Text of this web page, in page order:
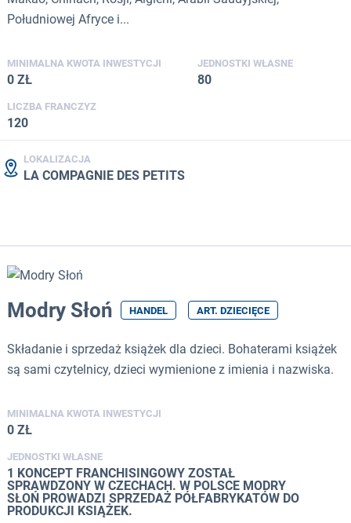
Południowej Afryce i...
MINIMALNA KWOTA INWESTYCJI
0 ZŁ
JEDNOSTKI WŁASNE
80
LICZBA FRANCZYZ
120
LOKALIZACJA
LA COMPAGNIE DES PETITS
Modry Słoń HANDEL ART. DZIECIĘCE
Składanie i sprzedaż książek dla dzieci. Bohaterami książek
są sami czytelnicy, dzieci wymienione z imienia i nazwiska.
MINIMALNA KWOTA INWESTYCJI
0 ZŁ
JEDNOSTKI WŁASNE
1 KONCEPT FRANCHISINGOWY ZOSTAŁ
SPRAWDZONY W CZECHACH. W POLSCE MODRY
SŁOŃ PROWADZI SPRZEDAŻ PÓŁFABRYKATÓW DO
PRODUKCJI KSIĄŻEK.